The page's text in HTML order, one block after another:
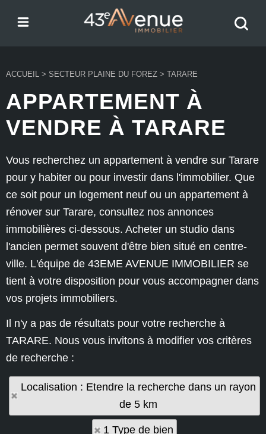
ACCUEIL > SECTEUR PLAINE DU FOREZ > TARARE
APPARTEMENT À
VENDRE À TARARE
Vous recherchez un appartement à vendre sur Tarare
pour y habiter ou pour investir dans l'immobilier. Que
ce soit pour un logement neuf ou un appartement à
rénover sur Tarare, consultez nos annonces
immobilières ci-dessous. Acheter un studio dans
l'ancien permet souvent d'être bien situé en centre-
ville. L'équipe de 43EME AVENUE IMMOBILIER se
tient à votre disposition pour vous accompagner dans
vos projets immobiliers.
Il n'y a pas de résultats pour votre recherche à
TARARE. Nous vous invitons à modifier vos critères
de recherche :
Localisation : Etendre la recherche dans un rayon
de 5 km
1 Type de bien